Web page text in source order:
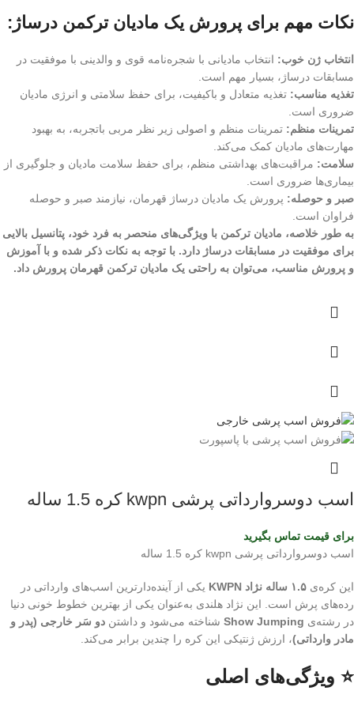
نکات مهم برای پرورش یک مادیان ترکمن درساژ:
انتخاب ژن خوب: انتخاب مادیانی با شجره‌نامه قوی و والدینی با موفقیت در
مسابقات درساژ، بسیار مهم است.
تغذیه مناسب: تغذیه متعادل و باکیفیت، برای حفظ سلامتی و انرژی مادیان
ضروری است.
تمرینات منظم: تمرینات منظم و اصولی زیر نظر مربی باتجربه، به بهبود
مهارت‌های مادیان کمک می‌کند.
سلامت: مراقبت‌های بهداشتی منظم، برای حفظ سلامت مادیان و جلوگیری از
بیماری‌ها ضروری است.
صبر و حوصله: پرورش یک مادیان درساژ قهرمان، نیازمند صبر و حوصله
فراوان است.
به طور خلاصه، مادیان ترکمن با ویژگی‌های منحصر به فرد خود، پتانسیل بالایی
برای موفقیت در مسابقات درساژ دارد. با توجه به نکات ذکر شده و با آموزش
و پرورش مناسب، می‌توان به راحتی یک مادیان ترکمن قهرمان پرورش داد.
اسب دوسروارداتی پرشی kwpn کره 1.5 ساله
برای قیمت تماس بگیرید
اسب دوسروارداتی پرشی kwpn کره 1.5 ساله
این کره‌ی ۱.۵ ساله نژاد KWPN
یکی از آینده‌دارترین اسب‌های وارداتی در
رده‌های پرش است. این نژاد هلندی به‌عنوان یکی از بهترین خطوط خونی دنیا
در رشته‌ی Show Jumping شناخته می‌شود و داشتن دو سَر خارجی (پدر و
مادر وارداتی)، ارزش ژنتیکی این کره را چندین برابر می‌کند.
⭐ ویژگی‌های اصلی